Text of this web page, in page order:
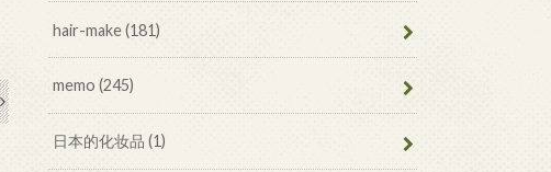
hair-make(181)
memo(245)
日本的化妆品(1)